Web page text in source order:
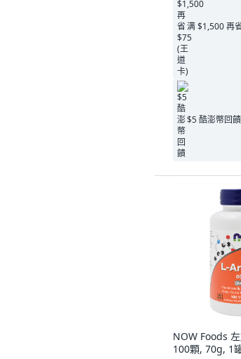
满 $1,500 再
$5 酷澎幣回饋
NOW Foods
100顆, 70g, 1